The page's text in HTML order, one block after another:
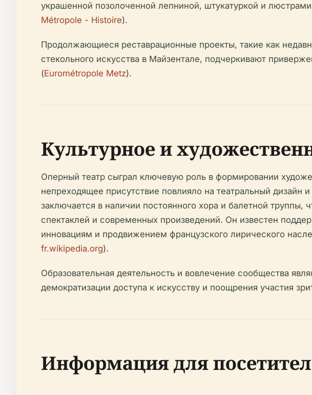
украшенной позолоченной лепниной, штукатуркой и
Métropole - Histoire).
Продолжающиеся реставрационные проекты, такие как
стекольного искусства в Майзентале, подчеркивают
(Eurométropole Metz).
Культурное и
Оперный театр сыграл ключевую роль в формировании
непреходящее присутствие повлияло на театральный дизайн
заключается в наличии постоянного хора и балетной труппы,
спектаклей и современных произведений. Он известен
инновациям и продвижением французского лирического
fr.wikipedia.org).
Образовательная деятельность и вовлечение сообщества
демократизации доступа к искусству и поощрения участия
Информация для